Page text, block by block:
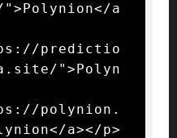
a
predictio
">Polyn
polynion.
a></p>